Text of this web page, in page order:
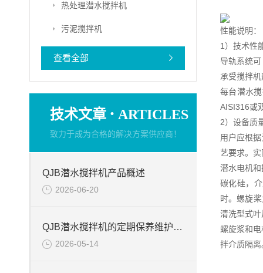
热处理潜水搅拌机
污泥搅拌机
查看全部
技术文章 · ARTICLES
致力于成为合格的解决方案供应商！
QJB潜水搅拌机产品概述
2026-06-20
QJB潜水搅拌机的定期保养维护的注意事项
2026-05-14
性能说明：
1）技术性
导轨系统
承受搅拌
每台潜水
AISI316或
2）设备质
用户应根
艺要求。
潜水电机
碳化硅，
时。螺旋
清洗型式
螺旋浆和
拌介质隔